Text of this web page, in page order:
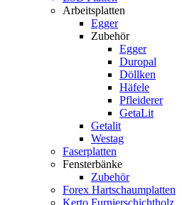
Arbeitsplatten
Egger
Zubehör
Egger
Duropal
Döllken
Häfele
Pfleiderer
GetaLit
Getalit
Westag
Faserplatten
Fensterbänke
Zubehör
Forex Hartschaumplatten
Kerto Furnierschichtholz